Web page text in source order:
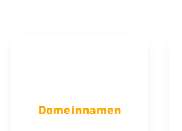
Domeinnamen